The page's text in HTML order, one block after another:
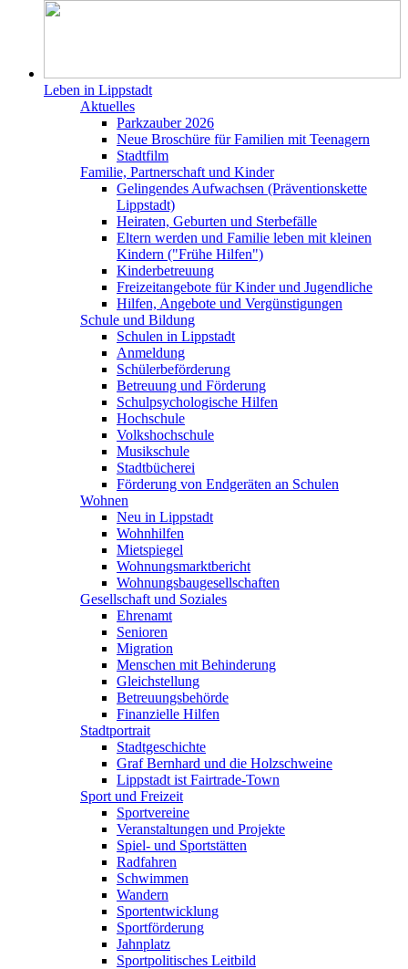
Leben in Lippstadt
Aktuelles
Parkzauber 2026
Neue Broschüre für Familien mit Teenagern
Stadtfilm
Familie, Partnerschaft und Kinder
Gelingendes Aufwachsen (Präventionskette
Lippstadt)
Heiraten, Geburten und Sterbefälle
Eltern werden und Familie leben mit kleinen
Kindern ("Frühe Hilfen")
Kinderbetreuung
Freizeitangebote für Kinder und Jugendliche
Hilfen, Angebote und Vergünstigungen
Schule und Bildung
Schulen in Lippstadt
Anmeldung
Schülerbeförderung
Betreuung und Förderung
Schulpsychologische Hilfen
Hochschule
Volkshochschule
Musikschule
Stadtbücherei
Förderung von Endgeräten an Schulen
Wohnen
Neu in Lippstadt
Wohnhilfen
Mietspiegel
Wohnungsmarktbericht
Wohnungsbaugesellschaften
Gesellschaft und Soziales
Ehrenamt
Senioren
Migration
Menschen mit Behinderung
Gleichstellung
Betreuungsbehörde
Finanzielle Hilfen
Stadtportrait
Stadtgeschichte
Graf Bernhard und die Holzschweine
Lippstadt ist Fairtrade-Town
Sport und Freizeit
Sportvereine
Veranstaltungen und Projekte
Spiel- und Sportstätten
Radfahren
Schwimmen
Wandern
Sportentwicklung
Sportförderung
Jahnplatz
Sportpolitisches Leitbild